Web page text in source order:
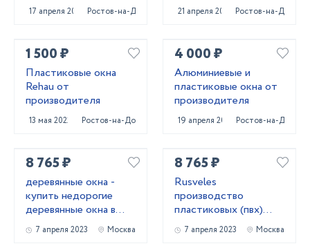
17 апреля 2022 Ростов-на-Дону 21 апреля 2022 Ростов-на-Дону
1 500 ₽
Пластиковые окна
Rehau от
производителя
13 мая 2022 Ростов-на-Дону
4 000 ₽
Алюминиевые и
пластиковые окна от
производителя
19 апреля 2022 Ростов-на-Дону
8 765 ₽
деревянные окна -
купить недорогие
деревянные окна в
Москве и
Московской области
7 апреля 2023 Москва
8 765 ₽
Rusveles
производство
пластиковых (пвх)
окон и дверей в
Москве и
7 апреля 2023 Москва